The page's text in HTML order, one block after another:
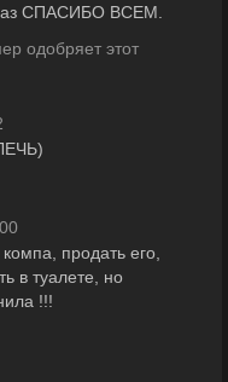
СПАСИБО ВСЕМ.
одобряет этот
продать его,
в туалете, но
!!!